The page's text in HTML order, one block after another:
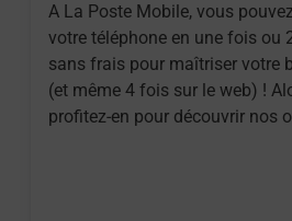
A La Poste Mobile, vous
votre téléphone en une fois ou
sans frais pour maîtriser votre
(et même 4 fois sur le web) !
profitez-en pour découvrir nos